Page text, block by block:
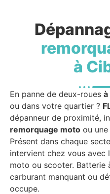
à
En panne de deux-roues à
ou dans votre quartier ?
dépanneur de proximité,
remorquage moto ou
Présent dans chaque
intervient chez vous avec
moto ou scooter. Batterie
carburant manquant ou
occupe.